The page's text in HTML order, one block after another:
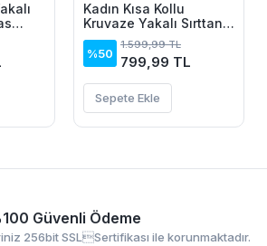
Kadın Kısa Kollu
Kruvaze Yakalı Sırttan
Açık Ve Bağcıklı Kısa
Aerobin Elbise
%50
1.599,99 TL
799,99 TL
Sepete Ekle
Güvenli Ödeme
256bit SSLSertifikası ile korunmaktadır.